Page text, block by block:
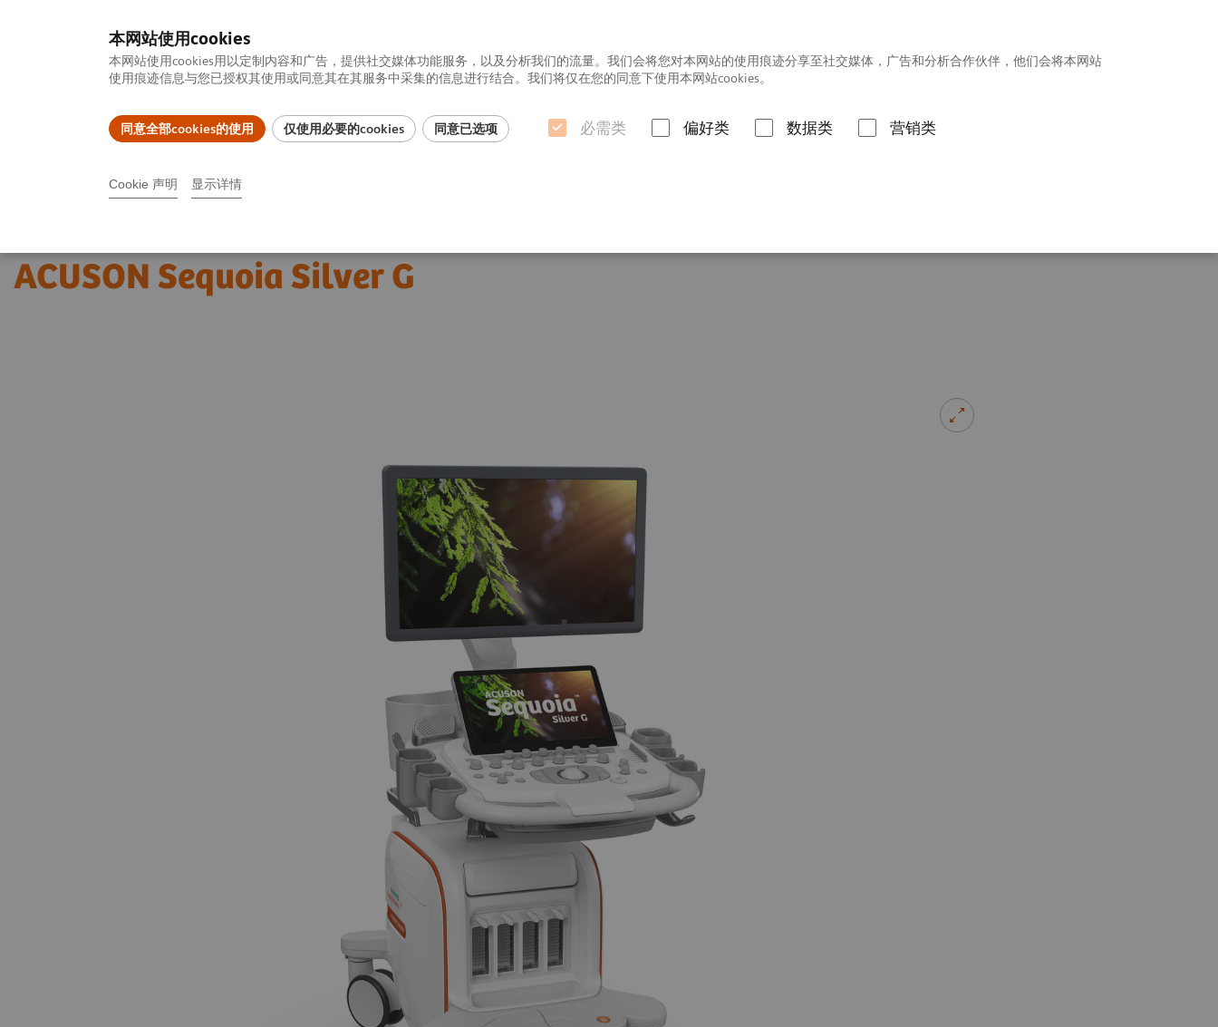
本网站使用cookies
本网站使用cookies用以定制内容和广告，提供社交媒体功能服务，以及分析我们的流量。我们会将您对本网站的使用痕迹分享至社交媒体，广告和分析合作伙伴，他们会将本网站
使用痕迹信息与您已授权其使用或同意其在其服务中采集的信息进行结合。我们将仅在您的同意下使用本网站cookies。
同意全部cookies的使用 仅使用必要的cookies 同意已选项 必需类 偏好类 数据类 营销类
Cookie 声明 显示详情
ACUSON Sequoia Silver G